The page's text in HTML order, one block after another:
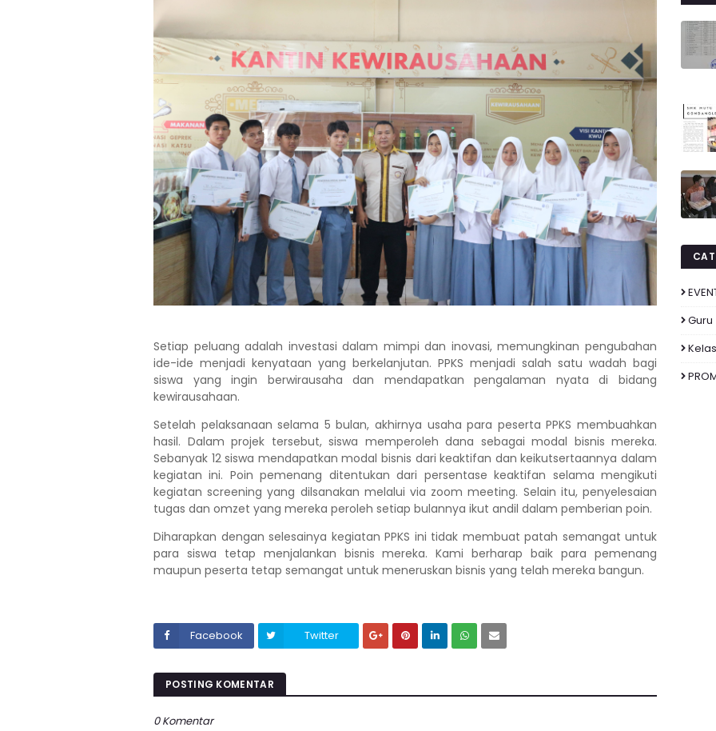
Setiap peluang adalah investasi dalam mimpi dan inovasi, memungkinan pengubahan
ide-ide menjadi kenyataan yang berkelanjutan. PPKS menjadi salah satu wadah bagi
siswa yang ingin berwirausaha dan mendapatkan pengalaman nyata di bidang
kewirausahaan.
Setelah pelaksanaan selama 5 bulan, akhirnya usaha para peserta PPKS membuahkan
hasil. Dalam projek tersebut, siswa memperoleh dana sebagai modal bisnis mereka.
Sebanyak 12 siswa mendapatkan modal bisnis dari keaktifan dan keikutsertaannya dalam
kegiatan ini. Poin pemenang ditentukan dari persentase keaktifan selama mengikuti
kegiatan screening yang dilsanakan melalui via zoom meeting. Selain itu, penyelesaian
tugas dan omzet yang mereka peroleh setiap bulannya ikut andil dalam pemberian poin.
Diharapkan dengan selesainya kegiatan PPKS ini tidak membuat patah semangat untuk
para siswa tetap menjalankan bisnis mereka. Kami berharap baik para pemenang
maupun peserta tetap semangat untuk meneruskan bisnis yang telah mereka bangun.
Facebook Twitter
POSTING KOMENTAR
0 Komentar
Guru